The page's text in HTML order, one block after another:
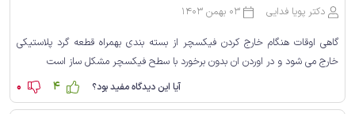
دکتر پویا فدایی
03 بهمن 1403
گاهی اوقات هنگام خارج کردن فیکسچر از بسته بندی بهمراه قطعه گرد پلاستیکی
خارج می شود و در اوردن ان بدون برخورد با سطح فیکسچر مشکل ساز است
آیا این دیدگاه مفید بود؟ 4
0